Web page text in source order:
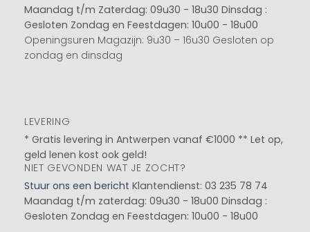
Maandag t/m Zaterdag: 09u30 - 18u30 Dinsdag :
Gesloten Zondag en Feestdagen: 10u00 - 18u00
Openingsuren Magazijn: 9u30 – 16u30 Gesloten op
zondag en dinsdag
LEVERING
* Gratis levering in Antwerpen vanaf €1000 ** Let op,
geld lenen kost ook geld!
NIET GEVONDEN WAT JE ZOCHT?
Stuur ons een bericht Klantendienst: 03 235 78 74
Maandag t/m zaterdag: 09u30 - 18u00 Dinsdag :
Gesloten Zondag en Feestdagen: 10u00 - 18u00